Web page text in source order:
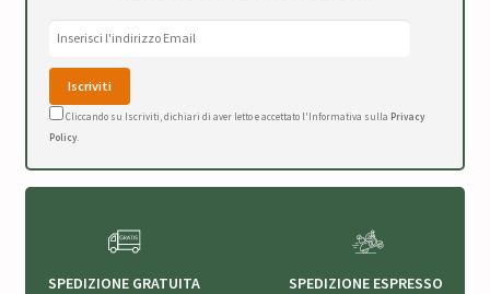
Cliccando su Iscriviti, dichiari di aver letto e accettato l'Informativa sulla Privacy
Policy.
SPEDIZIONE GRATUITA SPEDIZIONE ESPRESSO